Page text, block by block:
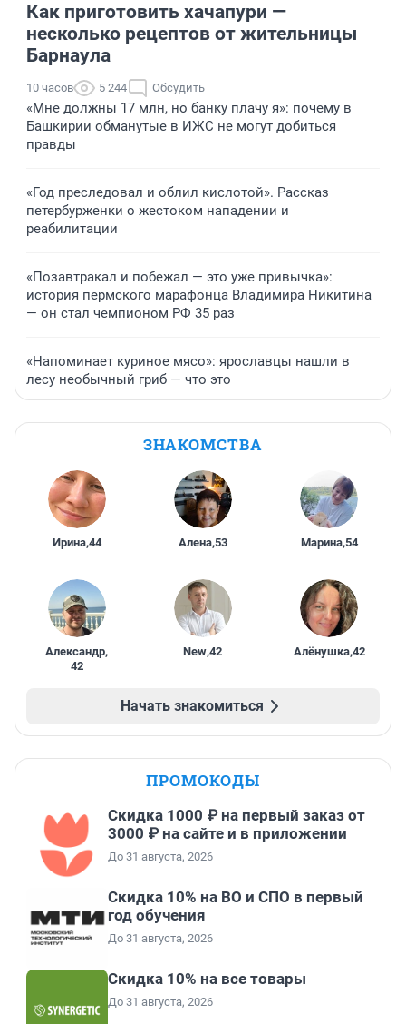
Как приготовить хачапури —
несколько рецептов от жительницы
Барнаула
10 часов 5 244 Обсудить
«Мне должны 17 млн, но банку плачу я»: почему в
Башкирии обманутые в ИЖС не могут добиться
правды
«Год преследовал и облил кислотой». Рассказ
петербурженки о жестоком нападении и
реабилитации
«Позавтракал и побежал — это уже привычка»:
история пермского марафонца Владимира Никитина
— он стал чемпионом РФ 35 раз
«Напоминает куриное мясо»: ярославцы нашли в
лесу необычный гриб — что это
ЗНАКОМСТВА
Ирина,44 Алена,53 Марина,54
Александр,
42
New,42 Алёнушка,42
Начать знакомиться
ПРОМОКОДЫ
Скидка 1000 ₽ на первый заказ от
3000 ₽ на сайте и в приложении
До 31 августа, 2026
Скидка 10% на ВО и СПО в первый
год обучения
До 31 августа, 2026
Скидка 10% на все товары
До 31 августа, 2026